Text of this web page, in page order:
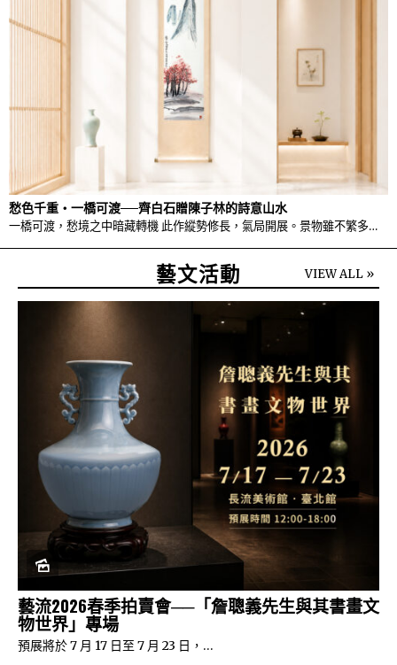
愁色千重・一橋可渡──齊白石贈陳子林的詩意山水
一橋可渡，愁境之中暗藏轉機 此作縱勢修長，氣局開展。景物雖不繁多…
藝文活動 VIEW ALL »
藝流2026春季拍賣會──「詹聰義先生與其書畫文
物世界」專場
預展將於 7 月 17 日至 7 月 23 日，…